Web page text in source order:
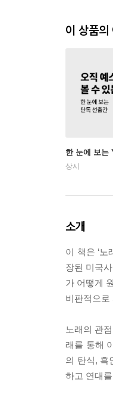
이 상품의
한 눈에 보는
상시
소개
이 책은 ‘
장된 미국
가 어떻게
비판적으로
노래의 관
래를 통해
의 탄식, 흑
하고 연대를